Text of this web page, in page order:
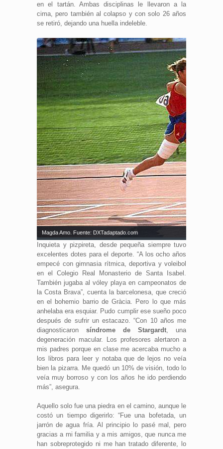
en el tartán. Ambas disciplinas le llevaron a la
cima, pero también al colapso y con solo 26 años
se retiró, dejando una huella indeleble.
Magda Amo. Fuente: DXTadaptado.com
Inquieta y pizpireta, desde pequeña siempre tuvo
excelentes dotes para el deporte. “A los ocho años
empecé con gimnasia rítmica, deportiva y voleibol
en el Colegio Real Monasterio de Santa Isabel.
También jugaba al vóley playa en campeonatos de
la Costa Brava”, cuenta la barcelonesa, que creció
en el bohemio barrio de Gràcia. Pero lo que más
anhelaba era esquiar. Pudo cumplir ese sueño poco
después de sufrir un estacazo. “Con 10 años me
diagnosticaron síndrome de Stargardt, una
degeneración macular. Los profesores alertaron a
mis padres porque en clase me acercaba mucho a
los libros para leer y notaba que de lejos no veía
bien la pizarra. Me quedó un 10% de visión, todo lo
veía muy borroso y con los años he ido perdiendo
más”, asegura.
Aquello solo fue una piedra en el camino, aunque le
costó un tiempo digerirlo: “Fue una bofetada, un
jarrón de agua fría. Al principio lo pasé mal, pero
gracias a mi familia y a mis amigos, que nunca me
han sobreprotegido ni me han tratado diferente, lo